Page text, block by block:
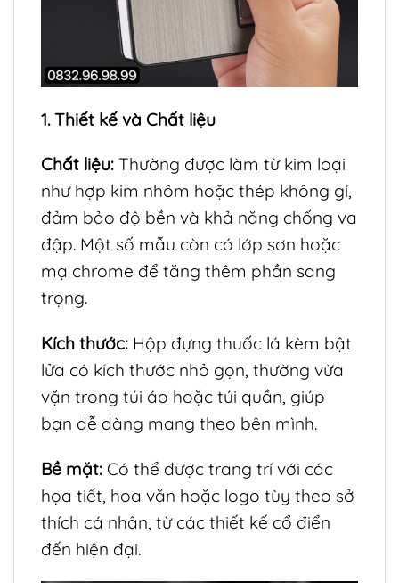
1. Thiết kế và Chất liệu
Chất liệu: Thường được làm từ kim loại
như hợp kim nhôm hoặc thép không gỉ,
đảm bảo độ bền và khả năng chống va
đập. Một số mẫu còn có lớp sơn hoặc
mạ chrome để tăng thêm phần sang
trọng.
Kích thước: Hộp đựng thuốc lá kèm bật
lửa có kích thước nhỏ gọn, thường vừa
vặn trong túi áo hoặc túi quần, giúp
bạn dễ dàng mang theo bên mình.
Bề mặt: Có thể được trang trí với các
họa tiết, hoa văn hoặc logo tùy theo sở
thích cá nhân, từ các thiết kế cổ điển
đến hiện đại.